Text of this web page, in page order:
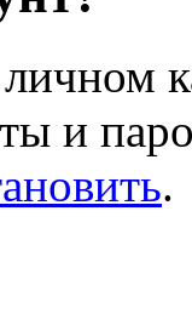
и
.